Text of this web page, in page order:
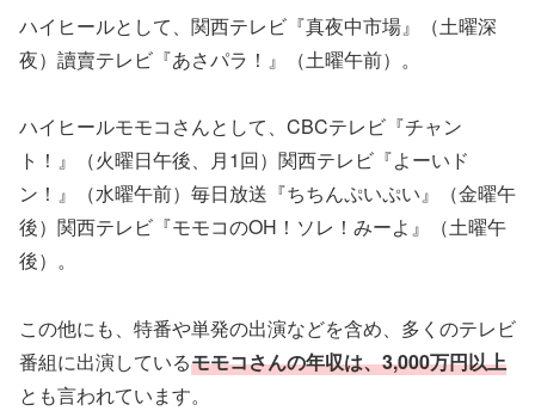
ハイヒールとして、関西テレビ『真夜中市場』（土曜深
夜）讀賣テレビ『あさパラ！』（土曜午前）。
ハイヒールモモコさんとして、CBCテレビ『チャン
ト！』（火曜日午後、月1回）関西テレビ『よーいド
ン！』（水曜午前）毎日放送『ちちんぷいぷい』（金曜午
後）関西テレビ『モモコのOH！ソレ！みーよ』（土曜午
後）。
この他にも、特番や単発の出演などを含め、多くのテレビ
番組に出演しているモモコさんの年収は、3,000万円以上
とも言われています。